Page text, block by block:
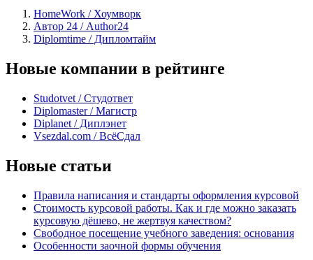
HomeWork / Хоумворк
Автор 24 / Author24
Diplomtime / Дипломтайм
Новые компании в рейтинге
Studotvet / Студответ
Diplomaster / Магистр
Diplanet / Диплэнет
Vsezdal.com / ВсёСдал
Новые статьи
Правила написания и стандарты оформления курсовой
Стоимость курсовой работы. Как и где можно заказать
курсовую дёшево, не жертвуя качеством?
Свободное посещение учебного заведения: основания
Особенности заочной формы обучения